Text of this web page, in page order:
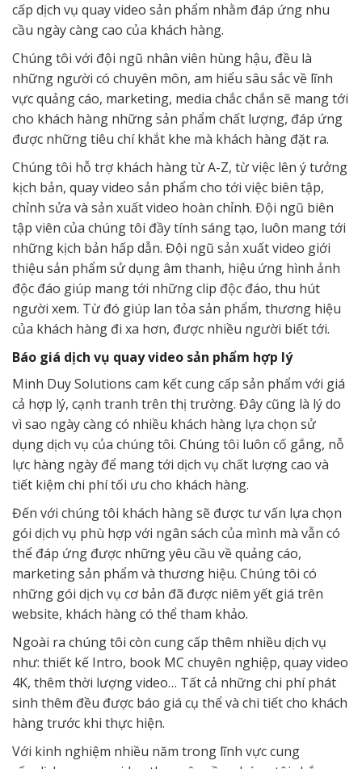
cấp dịch vụ quay video sản phẩm nhằm đáp ứng nhu
cầu ngày càng cao của khách hàng.
Chúng tôi với đội ngũ nhân viên hùng hậu, đều là
những người có chuyên môn, am hiểu sâu sắc về lĩnh
vực quảng cáo, marketing, media chắc chắn sẽ mang tới
cho khách hàng những sản phẩm chất lượng, đáp ứng
được những tiêu chí khắt khe mà khách hàng đặt ra.
Chúng tôi hỗ trợ khách hàng từ A-Z, từ việc lên ý tưởng
kịch bản, quay video sản phẩm cho tới việc biên tập,
chỉnh sửa và sản xuất video hoàn chỉnh. Đội ngũ biên
tập viên của chúng tôi đầy tính sáng tạo, luôn mang tới
những kịch bản hấp dẫn. Đội ngũ sản xuất video giới
thiệu sản phẩm sử dụng âm thanh, hiệu ứng hình ảnh
độc đáo giúp mang tới những clip độc đáo, thu hút
người xem. Từ đó giúp lan tỏa sản phẩm, thương hiệu
của khách hàng đi xa hơn, được nhiều người biết tới.
Báo giá dịch vụ quay video sản phẩm hợp lý
Minh Duy Solutions cam kết cung cấp sản phẩm với giá
cả hợp lý, cạnh tranh trên thị trường. Đây cũng là lý do
vì sao ngày càng có nhiều khách hàng lựa chọn sử
dụng dịch vụ của chúng tôi. Chúng tôi luôn cố gắng, nỗ
lực hàng ngày để mang tới dịch vụ chất lượng cao và
tiết kiệm chi phí tối ưu cho khách hàng.
Đến với chúng tôi khách hàng sẽ được tư vấn lựa chọn
gói dịch vụ phù hợp với ngân sách của mình mà vẫn có
thể đáp ứng được những yêu cầu về quảng cáo,
marketing sản phẩm và thương hiệu. Chúng tôi có
những gói dịch vụ cơ bản đã được niêm yết giá trên
website, khách hàng có thể tham khảo.
Ngoài ra chúng tôi còn cung cấp thêm nhiều dịch vụ
như: thiết kế Intro, book MC chuyên nghiệp, quay video
4K, thêm thời lượng video… Tất cả những chi phí phát
sinh thêm đều được báo giá cụ thể và chi tiết cho khách
hàng trước khi thực hiện.
Với kinh nghiệm nhiều năm trong lĩnh vực cung